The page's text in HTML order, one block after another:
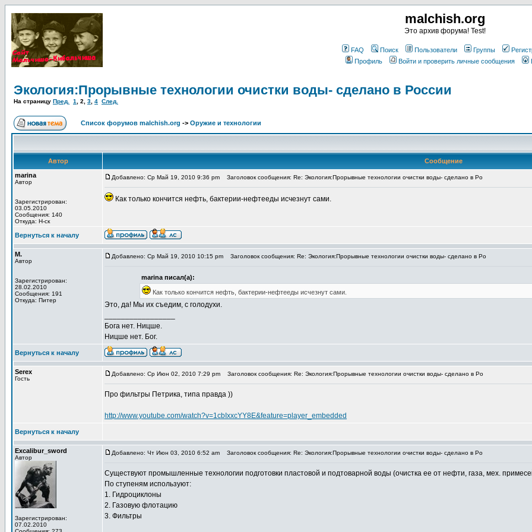
malchish.org
Это архив форума! Test!
FAQ Поиск Пользователи Группы
Профиль
Войти и проверить личные сообщения
Экология:Прорывные технологии очистки воды- сделано в России
На страницу Пред. 1 2 3 4 След.
Список форумов malchish.org -> Оружие и технологии
Автор
Сообщение
marina
Автор
Зарегистрирован:
03.05.2010
Сообщения: 140
Откуда: Н-ск
Добавлено: Ср Май 19, 2010 9:36 pm Заголовок сообщения: Re: Экология:Прорывные технологии очистки воды- сделано в Ро
Как только кончится нефть, бактерии-нефтееды исчезнут сами.
Вернуться к началу
М.
Автор
Зарегистрирован:
28.02.2010
Сообщения: 191
Откуда: Питер
Добавлено: Ср Май 19, 2010 10:15 pm Заголовок сообщения: Re: Экология:Прорывные технологии очистки воды- сделано в Ро
marina писал(а):
Как только кончится нефть, бактерии-нефтееды исчезнут сами.
Это, да! Мы их съедим, с голодухи.
Бога нет. Ницше.
Ницше нет. Бог.
Вернуться к началу
Serex
Гость
Добавлено: Ср Июн 02, 2010 7:29 pm Заголовок сообщения: Re: Экология:Прорывные технологии очистки воды- сделано в Ро
Про фильтры Петрика, типа правда ))
http://www.youtube.com/watch?v=1cbIxxcYY8E&feature=player_embedded
Вернуться к началу
Excalibur_sword
Автор
Зарегистрирован:
07.02.2010
Добавлено: Чт Июн 03, 2010 6:52 am Заголовок сообщения: Re: Экология:Прорывные технологии очистки воды- сделано в Ро
Существуют промышленные технологии подготовки пластовой и подтоварной воды (очистка ее от нефти, газа, мех.
По ступеням используют:
1. Гидроциклоны
2. Газовую флотацию
3. Фильтры